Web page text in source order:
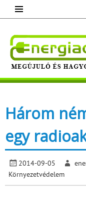
content
Megújuló és
Három
egy
2014-09-05
Környezetvédelem